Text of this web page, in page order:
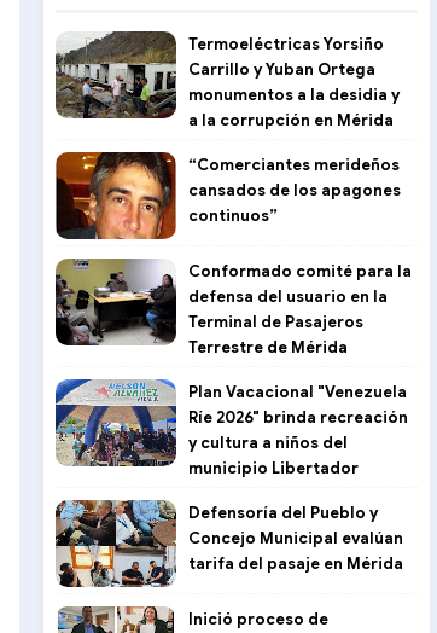
Termoeléctricas Yorsiño
Carrillo y Yuban Ortega
monumentos a la desidia y
a la corrupción en Mérida
“Comerciantes merideños
cansados de los apagones
continuos”
Conformado comité para la
defensa del usuario en la
Terminal de Pasajeros
Terrestre de Mérida
Plan Vacacional "Venezuela
Ríe 2026" brinda recreación
y cultura a niños del
municipio Libertador
Defensoría del Pueblo y
Concejo Municipal evalúan
tarifa del pasaje en Mérida
Inició proceso de